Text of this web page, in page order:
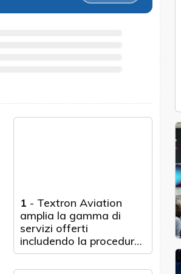
1 - Textron Aviation
amplia la gamma di
servizi offerti
includendo la procedura
di riparazione del
carrello di atterraggio